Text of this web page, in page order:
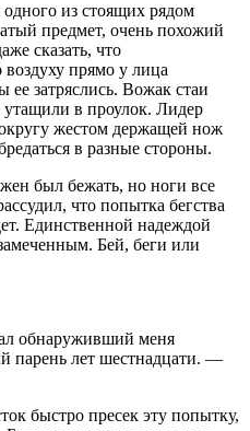
из стоящих рядом
предмет, очень похожий
сказать, что
прямо у лица
затряслись. Вожак стаи
в проулок. Лидер
жестом держащей нож
в разные стороны.
был бежать, но ноги все
что попытка бегства
Единственной надеждой
Бей, беги или
обнаруживший меня
парень лет шестнадцати. —
ок быстро пресек эту попытку,